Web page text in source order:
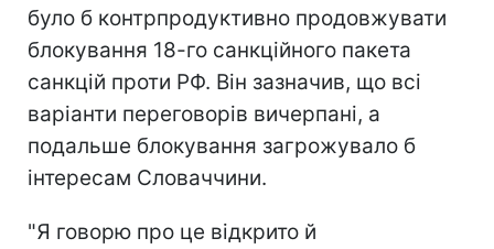
було б контрпродуктивно продовжувати
блокування 18-го санкційного пакета
санкцій проти РФ. Він зазначив, що всі
варіанти переговорів вичерпані, а
подальше блокування загрожувало б
інтересам Словаччини.
"Я говорю про це відкрито й